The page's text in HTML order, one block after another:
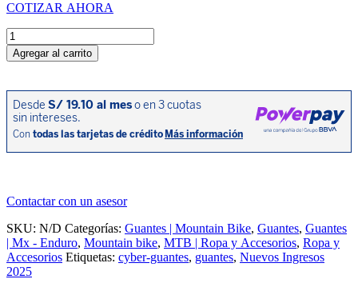
COTIZAR AHORA
GUANTES
MTB
4.0
RJ
cantidad
Agregar al carrito
Contactar con un asesor
SKU: N/D Categorías: Guantes | Mountain Bike, Guantes, Guantes
| Mx - Enduro, Mountain bike, MTB | Ropa y Accesorios, Ropa y
Accesorios Etiquetas: cyber-guantes, guantes, Nuevos Ingresos
2025